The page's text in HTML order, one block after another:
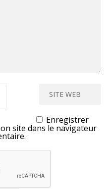
Enregistrer
site dans le navigateur